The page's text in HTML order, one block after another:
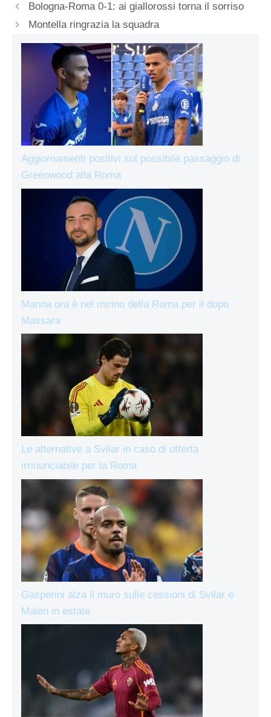
Bologna-Roma 0-1: ai giallorossi torna il sorriso
Montella ringrazia la squadra
Aggiornamenti positivi sul possibile passaggio di
Greenwood alla Roma
Manna ora è nel mirino della Roma per il dopo
Massara
Le alternative a Svilar in caso di offerta
irrinunciabile per la Roma
Gasperini alza il muro sulle cessioni di Svilar e
Malen in estate